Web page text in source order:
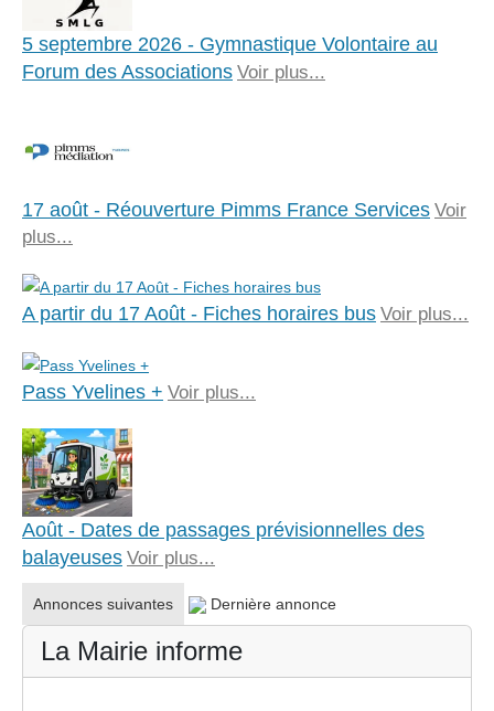
5 septembre 2026 - Gymnastique Volontaire au
Forum des Associations Voir plus...
17 août - Réouverture Pimms France Services Voir
plus...
A partir du 17 Août - Fiches horaires bus Voir plus...
Pass Yvelines + Voir plus...
Août - Dates de passages prévisionnelles des
balayeuses Voir plus...
Annonces suivantes Dernière annonce
La Mairie informe